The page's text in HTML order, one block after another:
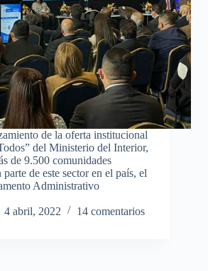
de la oferta institucional
del Ministerio del Interior,
de 9.500 comunidades
de este sector en el país, el
Administrativo
4 abril, 2022 14 comentarios